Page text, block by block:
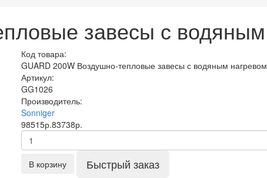
завесы с
Код товара:
GUARD 200W Воздушно-тепловые завесы с водяным нагревом
Артикул:
GG1026
Производитель:
Sonniger
98515р.83738р.
В корзину Быстрый заказ